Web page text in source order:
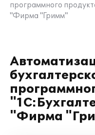
программного
"Фирма "Гримм"
"Фирма